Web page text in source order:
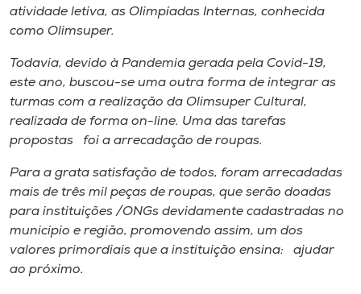
o idioma
atividade letiva, as Olimpíadas Internas, conhecida
como Olimsuper.
Todavia, devido à Pandemia gerada pela Covid-19,
este ano, buscou-se uma outra forma de integrar as
turmas com a realização da Olimsuper Cultural,
realizada de forma on-line. Uma das tarefas
propostas foi a arrecadação de roupas.
Para a grata satisfação de todos, foram arrecadadas
mais de três mil peças de roupas, que serão doadas
para instituições /ONGs devidamente cadastradas no
município e região, promovendo assim, um dos
valores primordiais que a instituição ensina: ajudar
ao próximo.